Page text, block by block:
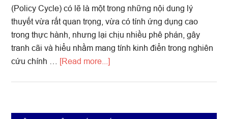
(Policy Cycle) có lẽ là một trong những nội dung lý
thuyết vừa rất quan trọng, vừa có tính ứng dụng cao
trong thực hành, nhưng lại chịu nhiều phê phán, gây
tranh cãi và hiểu nhầm mang tính kinh điển trong nghiên
cứu chính … [Read more...]about
định